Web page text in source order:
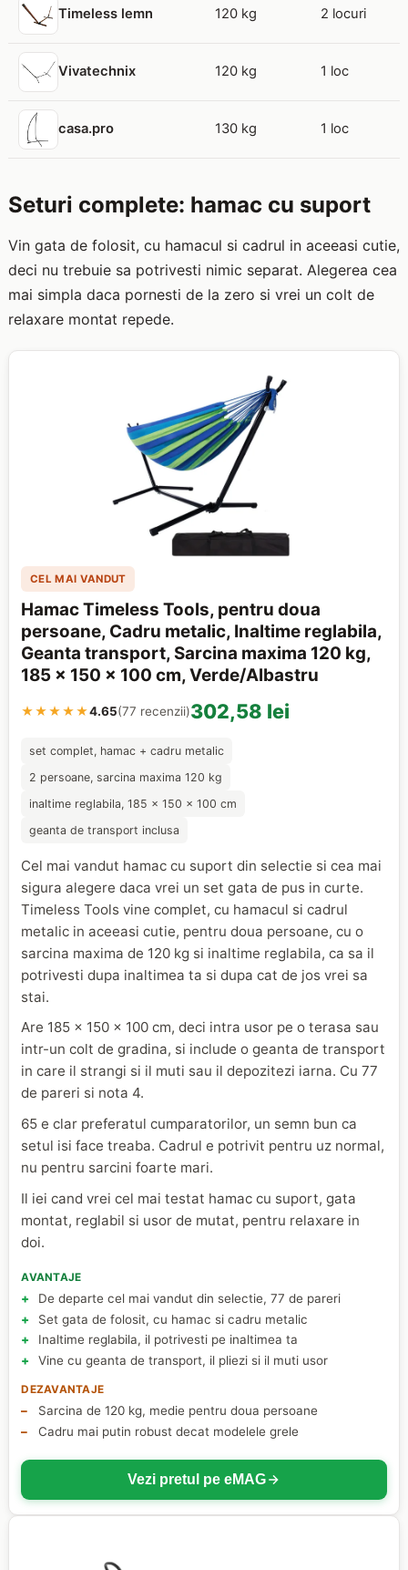
Timeless lemn 120 kg 2 locuri
Vivatechnix 120 kg 1 loc
casa.pro 130 kg 1 loc
Seturi complete: hamac cu suport
Vin gata de folosit, cu hamacul si cadrul in aceeasi cutie,
deci nu trebuie sa potrivesti nimic separat. Alegerea cea
mai simpla daca pornesti de la zero si vrei un colt de
relaxare montat repede.
CEL MAI VANDUT
Hamac Timeless Tools, pentru doua
persoane, Cadru metalic, Inaltime reglabila,
Geanta transport, Sarcina maxima 120 kg,
185 x 150 x 100 cm, Verde/Albastru
★★★★★4.65(77 recenzii)302,58 lei
set complet, hamac + cadru metalic
2 persoane, sarcina maxima 120 kg
inaltime reglabila, 185 x 150 x 100 cm
geanta de transport inclusa
Cel mai vandut hamac cu suport din selectie si cea mai
sigura alegere daca vrei un set gata de pus in curte.
Timeless Tools vine complet, cu hamacul si cadrul
metalic in aceeasi cutie, pentru doua persoane, cu o
sarcina maxima de 120 kg si inaltime reglabila, ca sa il
potrivesti dupa inaltimea ta si dupa cat de jos vrei sa
stai.
Are 185 x 150 x 100 cm, deci intra usor pe o terasa sau
intr-un colt de gradina, si include o geanta de transport
in care il strangi si il muti sau il depozitezi iarna. Cu 77
de pareri si nota 4.
65 e clar preferatul cumparatorilor, un semn bun ca
setul isi face treaba. Cadrul e potrivit pentru uz normal,
nu pentru sarcini foarte mari.
Il iei cand vrei cel mai testat hamac cu suport, gata
montat, reglabil si usor de mutat, pentru relaxare in
doi.
AVANTAJE
De departe cel mai vandut din selectie, 77 de pareri
Set gata de folosit, cu hamac si cadru metalic
Inaltime reglabila, il potrivesti pe inaltimea ta
Vine cu geanta de transport, il pliezi si il muti usor
DEZAVANTAJE
Sarcina de 120 kg, medie pentru doua persoane
Cadru mai putin robust decat modelele grele
Vezi pretul pe eMAG